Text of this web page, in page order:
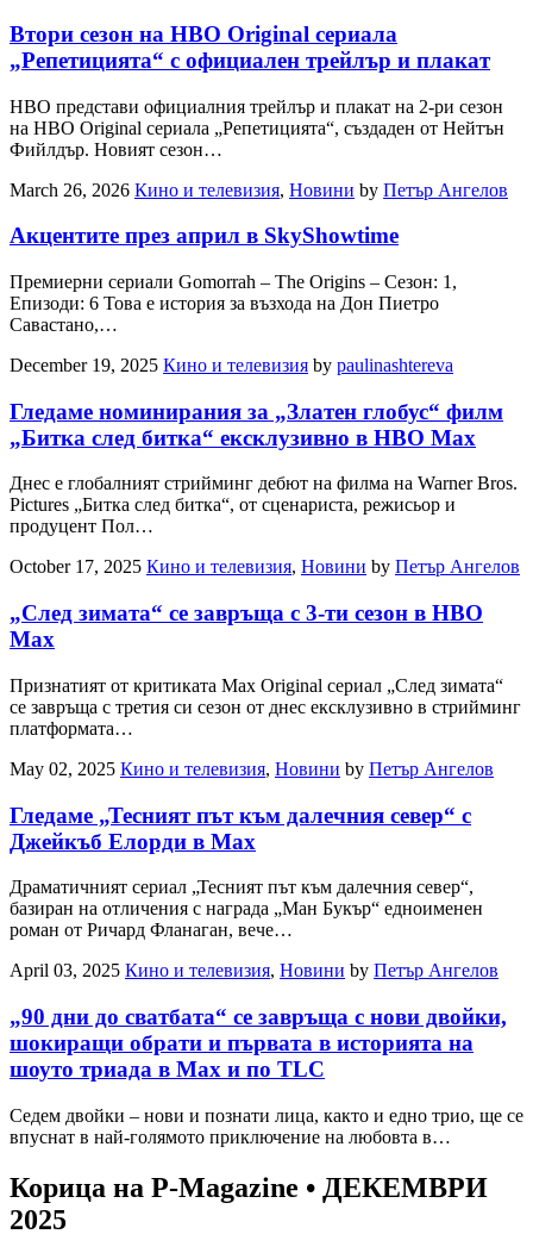
Втори сезон на HBO Original сериала
„Репетицията“ с официален трейлър и плакат
HBO представи официалния трейлър и плакат на 2-ри сезон
на HBO Original сериалa „Репетицията“, създаден от Нейтън
Фийлдър. Новият сезон…
March 26, 2026 Кино и телевизия, Новини by Петър Ангелов
Акцентите през април в SkyShowtime
Премиерни сериали Gomorrah – The Origins – Сезон: 1,
Епизоди: 6 Това е история за възхода на Дон Пиетро
Савастано,…
December 19, 2025 Кино и телевизия by paulinashtereva
Гледаме номинирания за „Златен глобус“ филм
„Битка след битка“ ексклузивно в HBO Max
Днес е глобалният стрийминг дебют на филма на Warner Bros.
Pictures „Битка след битка“, от сценариста, режисьор и
продуцент Пол…
October 17, 2025 Кино и телевизия, Новини by Петър Ангелов
„След зимата“ се завръща с 3-ти сезон в HBO
Max
Признатият от критиката Max Original сериал „След зимата“
се завръща с третия си сезон от днес ексклузивно в стрийминг
платформата…
May 02, 2025 Кино и телевизия, Новини by Петър Ангелов
Гледаме „Тесният път към далечния север“ с
Джейкъб Елорди в Max
Драматичният сериал „Тесният път към далечния север“,
базиран на отличения с награда „Ман Букър“ едноименен
роман от Ричард Фланаган, вече…
April 03, 2025 Кино и телевизия, Новини by Петър Ангелов
„90 дни до сватбата“ се завръща с нови двойки,
шокиращи обрати и първата в историята на
шоуто триада в Max и по TLC
Седем двойки – нови и познати лица, както и едно трио, ще се
впуснат в най-голямото приключение на любовта в…
Корица на P-Magazine • ДЕКЕМВРИ
2025